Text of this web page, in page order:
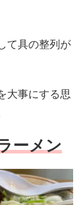
て具の整列が
大事にする思
ーメン